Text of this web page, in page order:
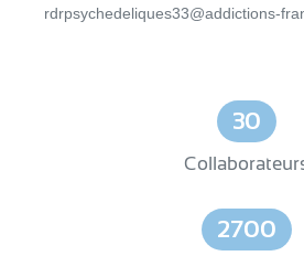
rdrpsychedeliques33@addictions-
30
2700